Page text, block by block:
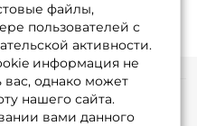
файлы,
пользователей с
активности.
информация не
однако может
нашего сайта.
вами данного